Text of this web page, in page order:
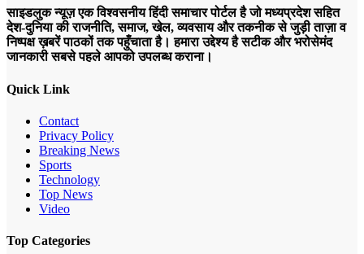
साइडलुक न्यूज़ एक विश्वसनीय हिंदी समाचार पोर्टल है जो मध्यप्रदेश सहित
देश-दुनिया की राजनीति, समाज, खेल, व्यवसाय और तकनीक से जुड़ी ताज़ा व
निष्पक्ष ख़बरें पाठकों तक पहुँचाता है। हमारा उद्देश्य है सटीक और भरोसेमंद
जानकारी सबसे पहले आपको उपलब्ध कराना।
Quick Link
Contact
Privacy Policy
Breaking News
Sports
Technology
Top News
Video
Top Categories